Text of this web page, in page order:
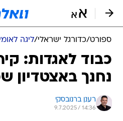
ספורט/כדורגל ישראלי/ליגה
כבוד לאגדות:
נחנך באצטדיון
רענן ברנובסקי
9.7.2025 / 14:36